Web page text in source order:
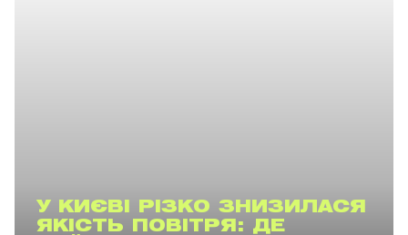
У КИЄВІ РІЗКО ЗНИЗИЛАСЯ
ЯКІСТЬ ПОВІТРЯ: ДЕ